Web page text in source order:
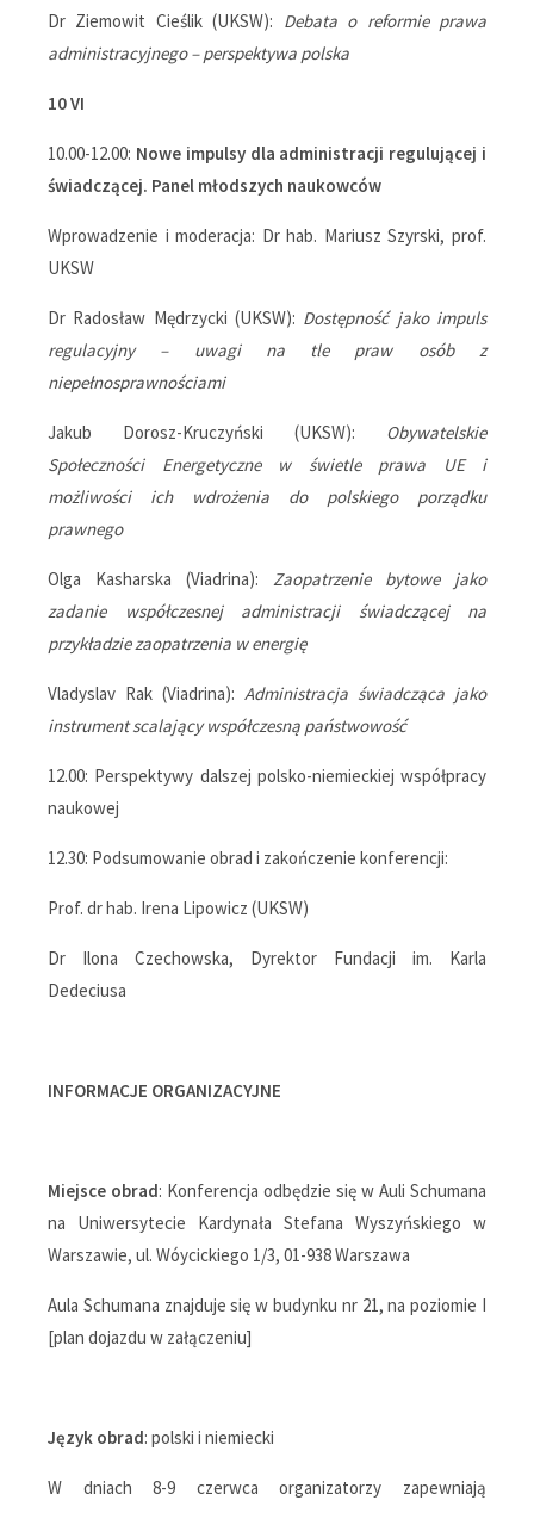
Dr Ziemowit Cieślik (UKSW): Debata o reformie prawa
administracyjnego – perspektywa polska
10 VI
10.00-12.00: Nowe impulsy dla administracji regulującej i
świadczącej. Panel młodszych naukowców
Wprowadzenie i moderacja: Dr hab. Mariusz Szyrski, prof.
UKSW
Dr Radosław Mędrzycki (UKSW): Dostępność jako impuls
regulacyjny – uwagi na tle praw osób z
niepełnosprawnościami
Jakub Dorosz-Kruczyński (UKSW): Obywatelskie
Społeczności Energetyczne w świetle prawa UE i
możliwości ich wdrożenia do polskiego porządku
prawnego
Olga Kasharska (Viadrina): Zaopatrzenie bytowe jako
zadanie współczesnej administracji świadczącej na
przykładzie zaopatrzenia w energię
Vladyslav Rak (Viadrina): Administracja świadcząca jako
instrument scalający współczesną państwowość
12.00: Perspektywy dalszej polsko-niemieckiej współpracy
naukowej
12.30: Podsumowanie obrad i zakończenie konferencji:
Prof. dr hab. Irena Lipowicz (UKSW)
Dr Ilona Czechowska, Dyrektor Fundacji im. Karla
Dedeciusa
INFORMACJE ORGANIZACYJNE
Miejsce obrad: Konferencja odbędzie się w Auli Schumana
na Uniwersytecie Kardynała Stefana Wyszyńskiego w
Warszawie, ul. Wóycickiego 1/3, 01-938 Warszawa
Aula Schumana znajduje się w budynku nr 21, na poziomie I
[plan dojazdu w załączeniu]
Język obrad: polski i niemiecki
W dniach 8-9 czerwca organizatorzy zapewniają